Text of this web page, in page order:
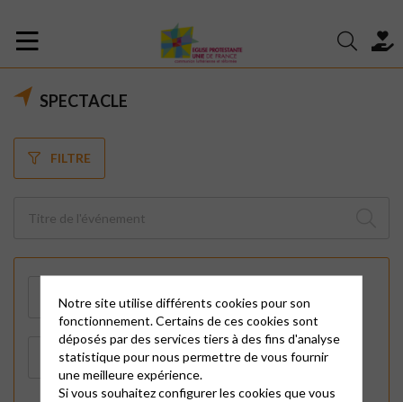
SPECTACLE
FILTRE
Notre site utilise différents cookies pour son
fonctionnement. Certains de ces cookies sont
déposés par des services tiers à des fins d'analyse
statistique pour nous permettre de vous fournir
une meilleure expérience.
Si vous souhaitez configurer les cookies que vous